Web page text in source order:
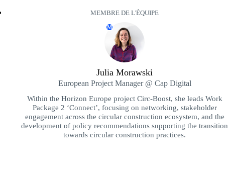
MEMBRE DE L'ÉQUIPE
M
Julia Morawski
European Project Manager @ Cap Digital
Within the Horizon Europe project Circ-Boost, she leads Work
Package 2 ‘Connect’, focusing on networking, stakeholder
engagement across the circular construction ecosystem, and the
development of policy recommendations supporting the transition
towards circular construction practices.